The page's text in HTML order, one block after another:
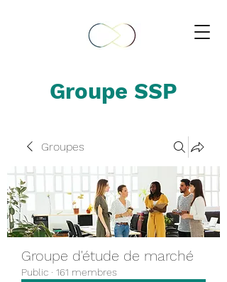
Groupe SSP
Groupes
Groupe d'étude de marché
Public · 161 membres